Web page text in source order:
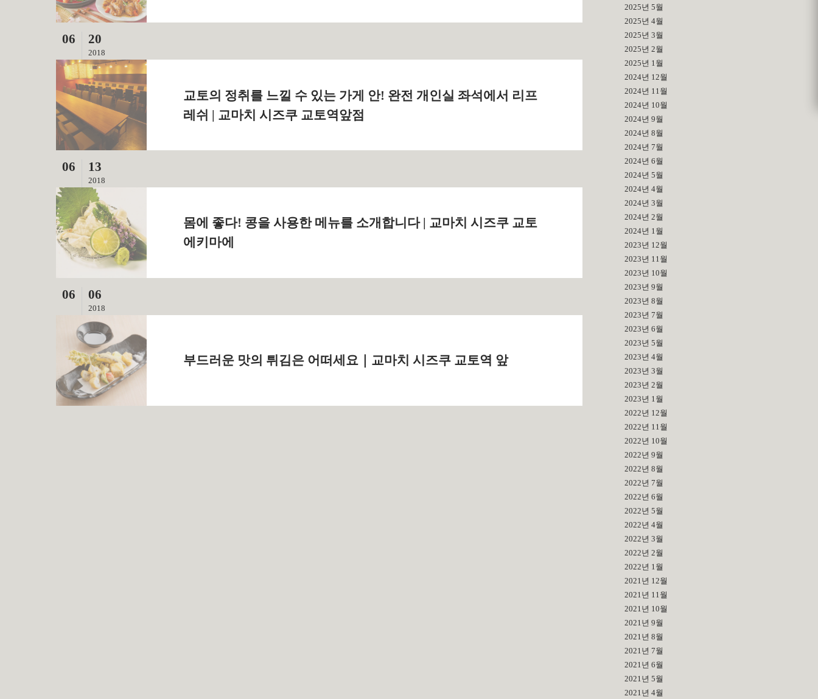
06 20
2018
교토의 정취를 느낄 수 있는 가게 안! 완전 개인실 좌석에서 리프
레쉬 | 교마치 시즈쿠 교토역앞점
06 13
2018
몸에 좋다! 콩을 사용한 메뉴를 소개합니다 | 교마치 시즈쿠 교토
에키마에
06 06
2018
부드러운 맛의 튀김은 어떠세요｜교마치 시즈쿠 교토역 앞
2025년 5월
2025년 4월
2025년 3월
2025년 2월
2025년 1월
2024년 12월
2024년 11월
2024년 10월
2024년 9월
2024년 8월
2024년 7월
2024년 6월
2024년 5월
2024년 4월
2024년 3월
2024년 2월
2024년 1월
2023년 12월
2023년 11월
2023년 10월
2023년 9월
2023년 8월
2023년 7월
2023년 6월
2023년 5월
2023년 4월
2023년 3월
2023년 2월
2023년 1월
2022년 12월
2022년 11월
2022년 10월
2022년 9월
2022년 8월
2022년 7월
2022년 6월
2022년 5월
2022년 4월
2022년 3월
2022년 2월
2022년 1월
2021년 12월
2021년 11월
2021년 10월
2021년 9월
2021년 8월
2021년 7월
2021년 6월
2021년 5월
2021년 4월